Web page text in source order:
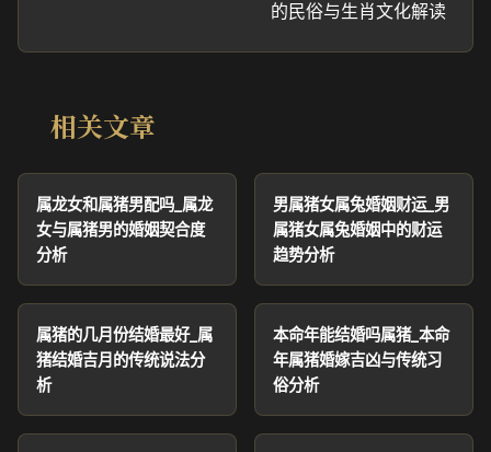
的民俗与生肖文化解读
相关文章
属龙女和属猪男配吗_属龙
女与属猪男的婚姻契合度
分析
男属猪女属兔婚姻财运_男
属猪女属兔婚姻中的财运
趋势分析
属猪的几月份结婚最好_属
猪结婚吉月的传统说法分
析
本命年能结婚吗属猪_本命
年属猪婚嫁吉凶与传统习
俗分析